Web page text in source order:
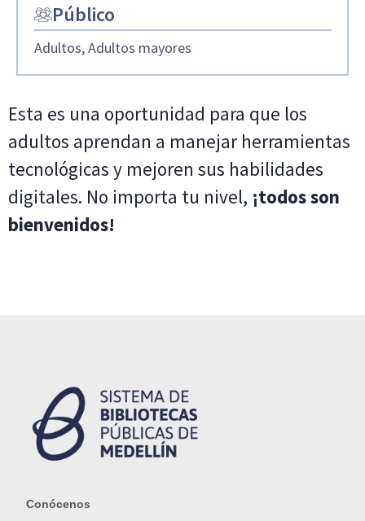
Público
Adultos, Adultos mayores
Esta es una oportunidad para que los
adultos aprendan a manejar herramientas
tecnológicas y mejoren sus habilidades
digitales. No importa tu nivel, ¡todos son
bienvenidos!
Conócenos